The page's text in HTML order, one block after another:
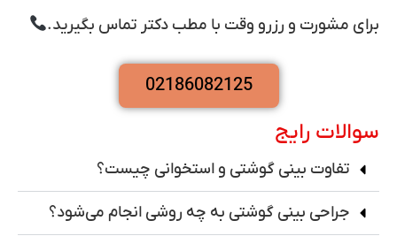
برای مشورت و رزرو وقت با مطب دکتر تماس بگیرید.
02186082125
سوالات رایج
تفاوت بینی گوشتی و استخوانی چیست؟
جراحی بینی گوشتی به چه روشی انجام می‌شود؟